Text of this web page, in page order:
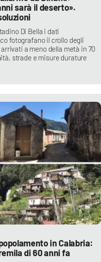
sarà il deserto».
Di Bella i dati
fotografano il crollo degli
a meno della metà in 70
strade e misure durature
in Calabria:
di 60 anni fa